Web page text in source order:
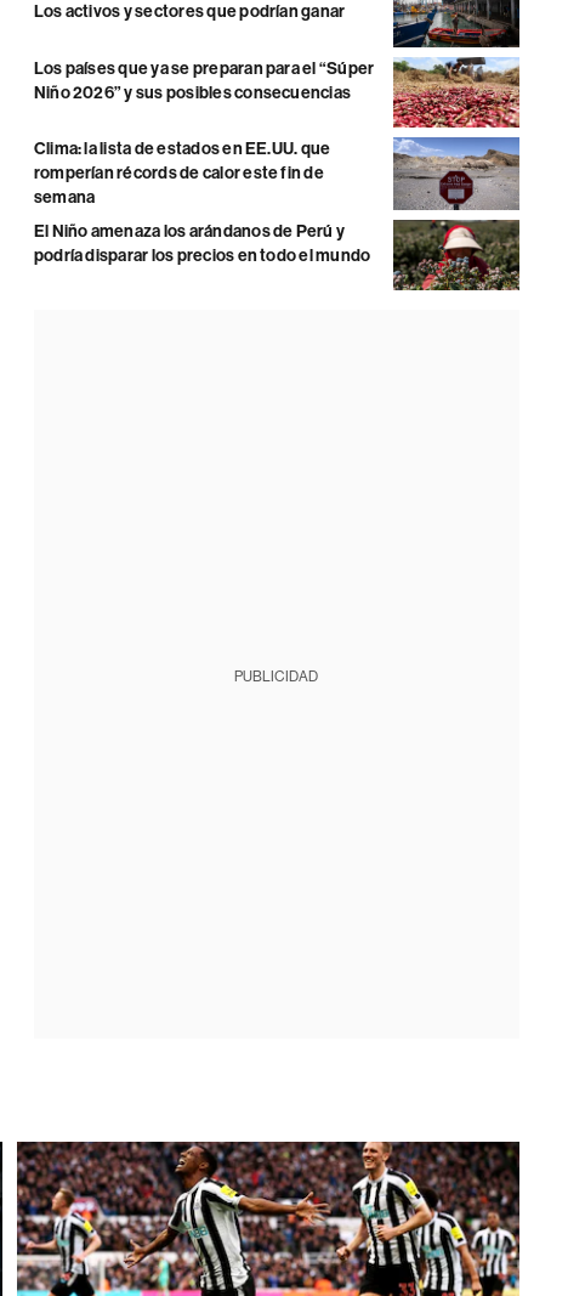
Los activos y sectores que podrían ganar
Los países que ya se preparan para el “Súper
Niño 2026” y sus posibles consecuencias
Clima: la lista de estados en EE.UU. que
romperían récords de calor este fin de
semana
El Niño amenaza los arándanos de Perú y
podría disparar los precios en todo el mundo
PUBLICIDAD